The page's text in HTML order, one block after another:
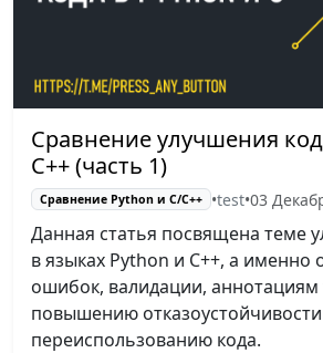
Сравнение улучшения
C++ (часть 1)
Сравнение Python и С/C++ •test•03
Данная статья посвящена теме
в языках Python и C++, а именно
ошибок, валидации, аннотациям
повышению
переиспользованию кода.